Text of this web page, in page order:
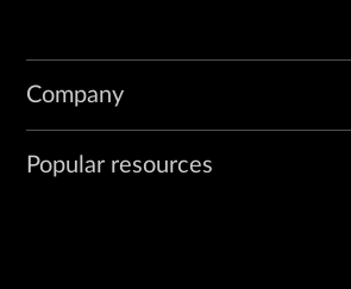
Company
Popular resources